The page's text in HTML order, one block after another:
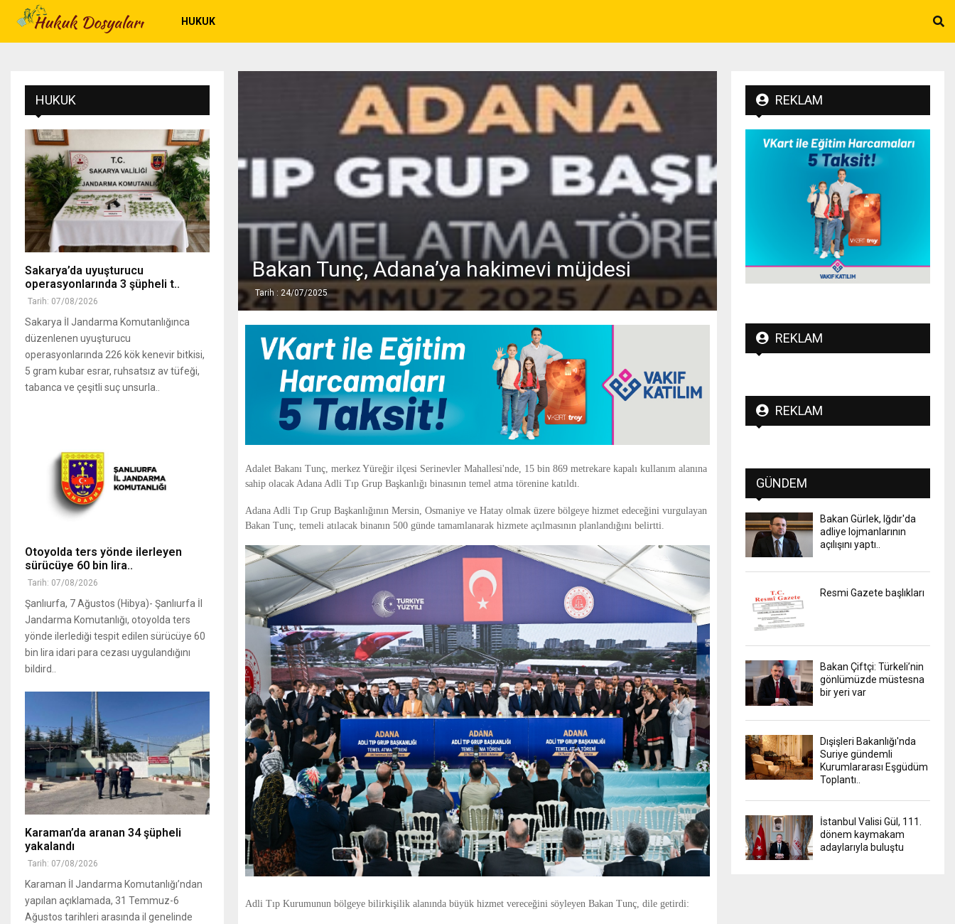
HUKUK
Bakan Tunç, Adana’ya hakimevi müjdesi
Tarih : 24/07/2025
Adalet Bakanı Tunç, merkez Yüreğir ilçesi Serinevler Mahallesi'nde, 15 bin 869 metrekare kapalı kullanım alanına
sahip olacak Adana Adli Tıp Grup Başkanlığı binasının temel atma törenine katıldı.
Adana Adli Tıp Grup Başkanlığının Mersin, Osmaniye ve Hatay olmak üzere bölgeye hizmet edeceğini vurgulayan
Bakan Tunç, temeli atılacak binanın 500 günde tamamlanarak hizmete açılmasının planlandığını belirtti.
Adli Tıp Kurumunun bölgeye bilirkişilik alanında büyük hizmet vereceğini söyleyen Bakan Tunç, dile getirdi:
HUKUK
Sakarya’da uyuşturucu
operasyonlarında 3 şüpheli t..
Tarih: 07/08/2026
Sakarya İl Jandarma Komutanlığınca
düzenlenen uyuşturucu
operasyonlarında 226 kök kenevir bitkisi,
5 gram kubar esrar, ruhsatsız av tüfeği,
tabanca ve çeşitli suç unsurla..
Otoyolda ters yönde ilerleyen
sürücüye 60 bin lira..
Tarih: 07/08/2026
Şanlıurfa, 7 Ağustos (Hibya)- Şanlıurfa İl
Jandarma Komutanlığı, otoyolda ters
yönde ilerlediği tespit edilen sürücüye 60
bin lira idari para cezası uygulandığını
bildird..
Karaman’da aranan 34 şüpheli
yakalandı
Tarih: 07/08/2026
Karaman İl Jandarma Komutanlığı’ndan
yapılan açıklamada, 31 Temmuz-6
Ağustos tarihleri arasında il genelinde
REKLAM
REKLAM
REKLAM
GÜNDEM
Bakan Gürlek, Iğdır'da
adliye lojmanlarının
açılışını yaptı..
Resmi Gazete başlıkları
Bakan Çiftçi: Türkeli’nin
gönlümüzde müstesna
bir yeri var
Dışişleri Bakanlığı'nda
Suriye gündemli
Kurumlararası Eşgüdüm
Toplantı..
İstanbul Valisi Gül, 111.
dönem kaymakam
adaylarıyla buluştu